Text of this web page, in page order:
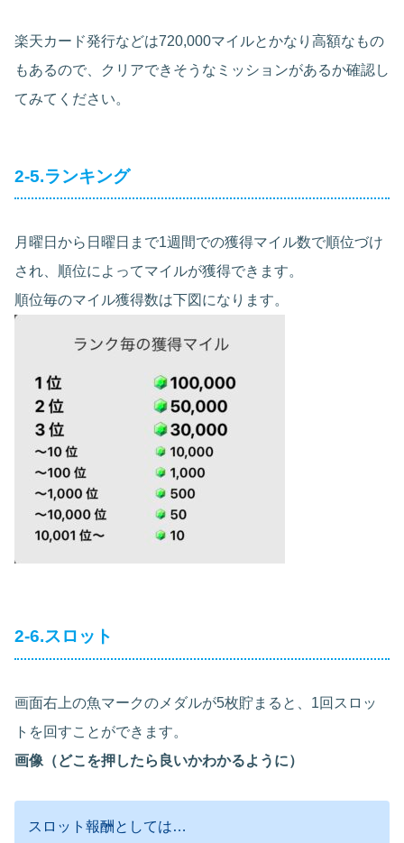
楽天カード発行などは720,000マイルとかなり高額なもの
もあるので、クリアできそうなミッションがあるか確認し
てみてください。
2-5.ランキング
月曜日から日曜日まで1週間での獲得マイル数で順位づけ
され、順位によってマイルが獲得できます。
順位毎のマイル獲得数は下図になります。
2-6.スロット
画面右上の魚マークのメダルが5枚貯まると、1回スロッ
トを回すことができます。
画像（どこを押したら良いかわかるように）
スロット報酬としては…